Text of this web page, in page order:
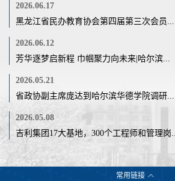
2026.06.17
黑龙江省民办教育协会第四届第三次会员...
2026.06.12
芳华逐梦启新程 巾帼聚力向未来|哈尔滨...
2026.05.21
省政协副主席庞达到哈尔滨华德学院调研...
2026.05.08
吉利集团17大基地，300个工程师和管理岗...
常用链接